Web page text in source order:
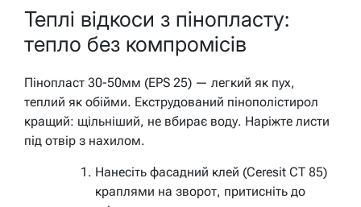
Теплі відкоси з пінопласту:
тепло без компромісів
Пінопласт 30-50мм (EPS 25) — легкий як пух,
теплий як обійми. Екструдований пінополістирол
кращий: щільніший, не вбирає воду. Наріжте листи
під отвір з нахилом.
Нанесіть фасадний клей (Ceresit CT 85)
краплями на зворот, притисніть до